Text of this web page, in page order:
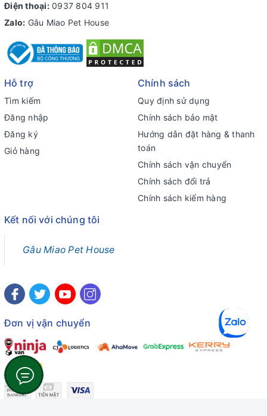
Điện thoại: 0937 804 911
Zalo: Gâu Miao Pet House
Hỗ trợ
Tìm kiếm
Đăng nhập
Đăng ký
Giỏ hàng
Chính sách
Quy định sử dụng
Chính sách bảo mật
Hướng dẫn đặt hàng & thanh
toán
Chính sách vận chuyển
Chính sách đổi trả
Chính sách kiểm hàng
Kết nối với chúng tôi
Gâu Miao Pet House
Đơn vị vận chuyển